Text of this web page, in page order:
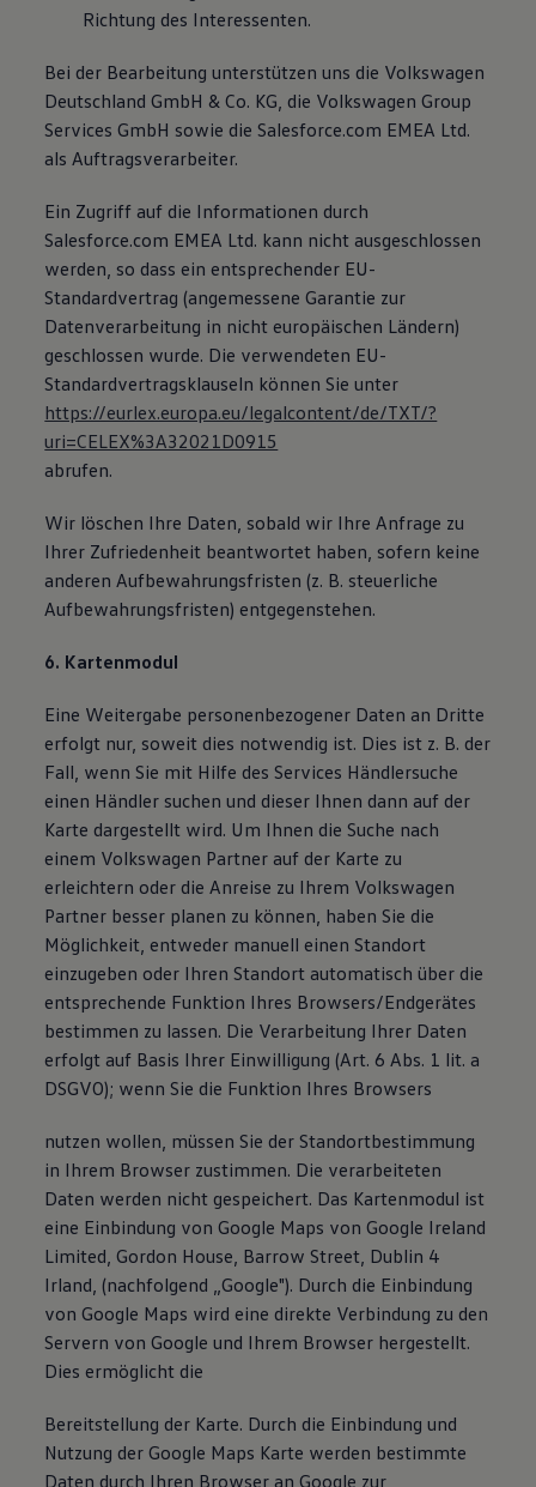
Richtung des Interessenten.
Bei der Bearbeitung unterstützen uns die Volkswagen
Deutschland GmbH & Co. KG, die Volkswagen Group
Services GmbH sowie die Salesforce.com EMEA Ltd.
als Auftragsverarbeiter.
Ein Zugriff auf die Informationen durch
Salesforce.com EMEA Ltd. kann nicht ausgeschlossen
werden, so dass ein entsprechender EU-
Standardvertrag (angemessene Garantie zur
Datenverarbeitung in nicht europäischen Ländern)
geschlossen wurde. Die verwendeten EU-
Standardvertragsklauseln können Sie unter
https://eurlex.europa.eu/legalcontent/de/TXT/?
uri=CELEX%3A32021D0915
abrufen.
Wir löschen Ihre Daten, sobald wir Ihre Anfrage zu
Ihrer Zufriedenheit beantwortet haben, sofern keine
anderen Aufbewahrungsfristen (z. B. steuerliche
Aufbewahrungsfristen) entgegenstehen.
6. Kartenmodul
Eine Weitergabe personenbezogener Daten an Dritte
erfolgt nur, soweit dies notwendig ist. Dies ist z. B. der
Fall, wenn Sie mit Hilfe des Services Händlersuche
einen Händler suchen und dieser Ihnen dann auf der
Karte dargestellt wird. Um Ihnen die Suche nach
einem Volkswagen Partner auf der Karte zu
erleichtern oder die Anreise zu Ihrem Volkswagen
Partner besser planen zu können, haben Sie die
Möglichkeit, entweder manuell einen Standort
einzugeben oder Ihren Standort automatisch über die
entsprechende Funktion Ihres Browsers/Endgerätes
bestimmen zu lassen. Die Verarbeitung Ihrer Daten
erfolgt auf Basis Ihrer Einwilligung (Art. 6 Abs. 1 lit. a
DSGVO); wenn Sie die Funktion Ihres Browsers
nutzen wollen, müssen Sie der Standortbestimmung
in Ihrem Browser zustimmen. Die verarbeiteten
Daten werden nicht gespeichert. Das Kartenmodul ist
eine Einbindung von Google Maps von Google Ireland
Limited, Gordon House, Barrow Street, Dublin 4
Irland, (nachfolgend „Google"). Durch die Einbindung
von Google Maps wird eine direkte Verbindung zu den
Servern von Google und Ihrem Browser hergestellt.
Dies ermöglicht die
Bereitstellung der Karte. Durch die Einbindung und
Nutzung der Google Maps Karte werden bestimmte
Daten durch Ihren Browser an Google zur